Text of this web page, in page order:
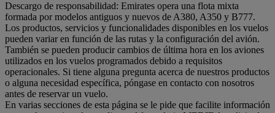
Descargo de responsabilidad: Emirates opera una flota mixta
formada por modelos antiguos y nuevos de A380, A350 y B777.
Los productos, servicios y funcionalidades disponibles en los vuelos
pueden variar en función de las rutas y la configuración del avión.
También se pueden producir cambios de última hora en los aviones
utilizados en los vuelos programados debido a requisitos
operacionales. Si tiene alguna pregunta acerca de nuestros productos
o alguna necesidad específica, póngase en contacto con nosotros
antes de reservar un vuelo.
En varias secciones de esta página se le pide que facilite información